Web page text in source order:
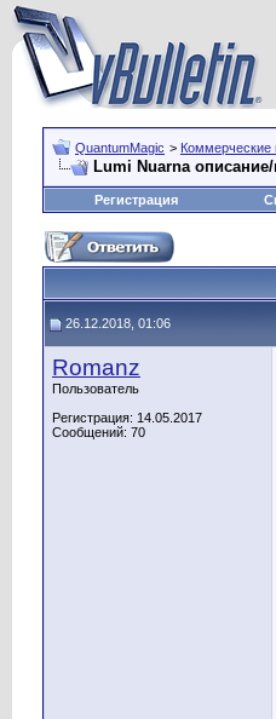
QuantumMagic > Коммерческие
Lumi Nuarna
Регистрация
26.12.2018, 01:06
Romanz
Пользователь
Регистрация: 14.05.2017
Сообщений: 70